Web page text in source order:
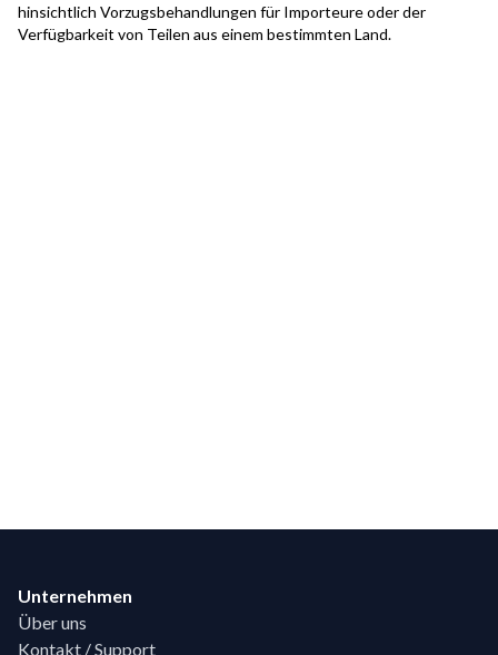
hinsichtlich Vorzugsbehandlungen für Importeure oder der
Verfügbarkeit von Teilen aus einem bestimmten Land.
Unternehmen
Über uns
Kontakt / Support